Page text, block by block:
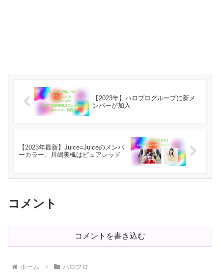
【2023年】ハロプログループに新メ
ンバーが加入
【2023年最新】Juice=Juiceのメンバ
ーカラー、川嶋美楓はピュアレッド
コメント
コメントを書き込む
ホーム ハロプロ